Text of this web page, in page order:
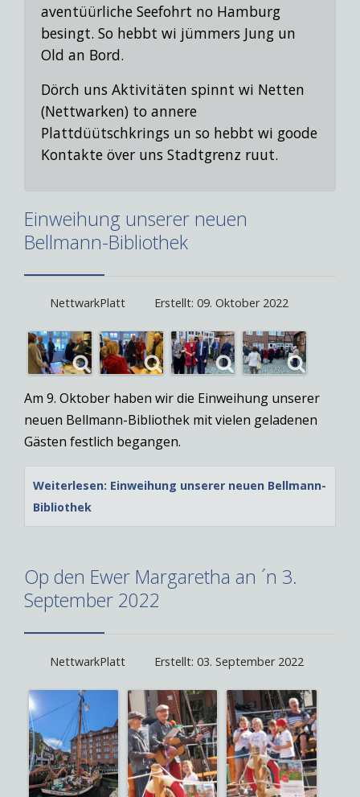
aventüürliche Seefohrt no Hamburg
besingt. So hebbt wi jümmers Jung un
Old an Bord.
Dörch uns Aktivitäten spinnt wi Netten
(Nettwarken) to annere
Plattdüütschkrings un so hebbt wi goode
Kontakte över uns Stadtgrenz ruut.
Einweihung unserer neuen
Bellmann-Bibliothek
NettwarkPlatt Erstellt: 09. Oktober 2022
Am 9. Oktober haben wir die Einweihung unserer
neuen Bellmann-Bibliothek mit vielen geladenen
Gästen festlich begangen.
Weiterlesen: Einweihung unserer neuen Bellmann-
Bibliothek
Op den Ewer Margaretha an ´n 3.
September 2022
NettwarkPlatt Erstellt: 03. September 2022